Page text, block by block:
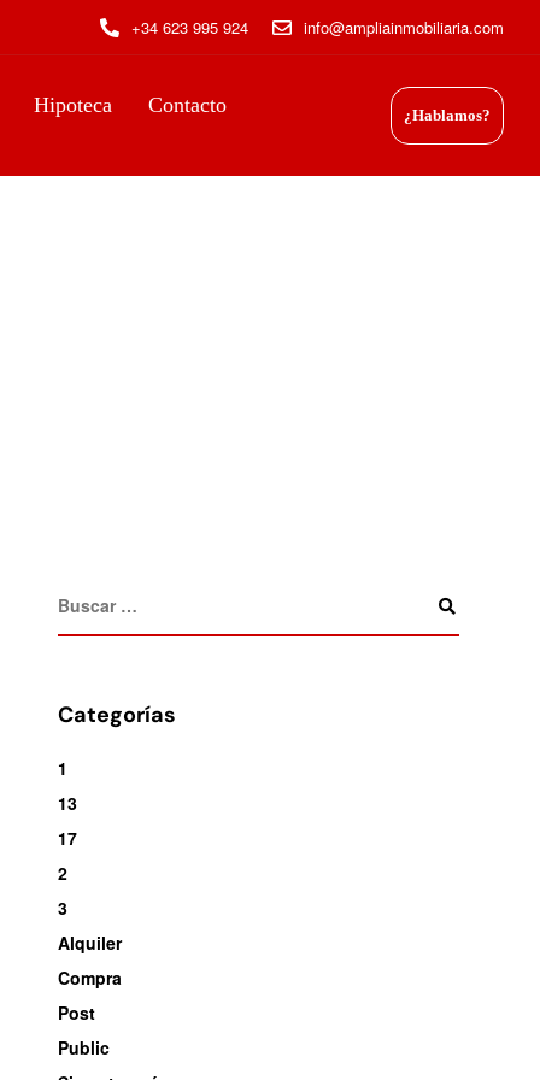
+34 623 995 924 info@ampliainmobiliaria.com
Hipoteca Contacto ¿Hablamos?
Categorías
1
13
17
2
3
Alquiler
Compra
Post
Public